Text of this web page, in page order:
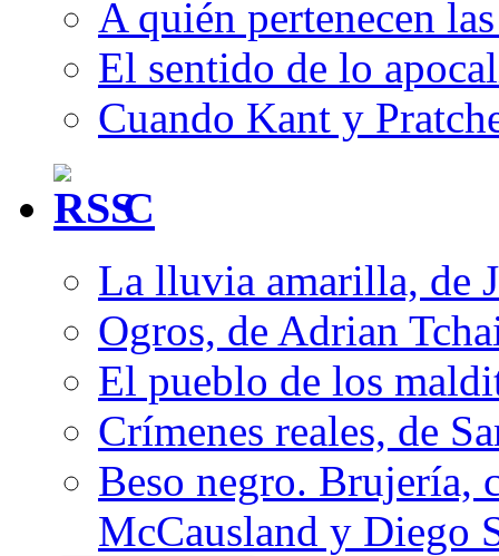
A quién pertenecen
El sentido de lo
Cuando Kant y
C
La lluvia amarilla, de
Ogros, de Adrian
El pueblo de los
Crímenes reales, de
Beso negro. Brujería,
McCausland y Diego